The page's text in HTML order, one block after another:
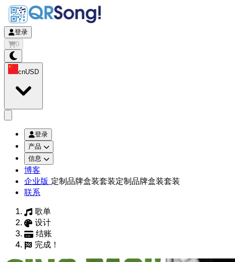
登录
0
cnUSD
登录
产品
信息
博客
企业版 定制品牌盒装套装定制品牌盒装套装
联系
歌单
设计
结账
完成！